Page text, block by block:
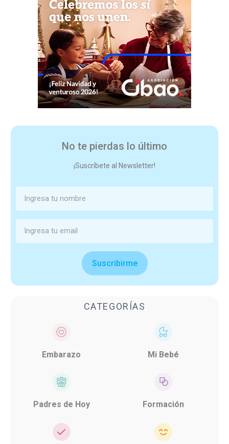
No te pierdas lo último
¡Suscríbete al Newsletter!
Suscribirme
CATEGORÍAS
Embarazo Mi Bebé
Padres de Hoy Formación